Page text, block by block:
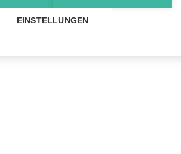
EINSTELLUNGEN